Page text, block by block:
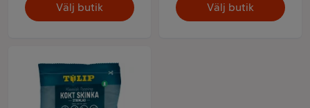
Välj butik Välj butik